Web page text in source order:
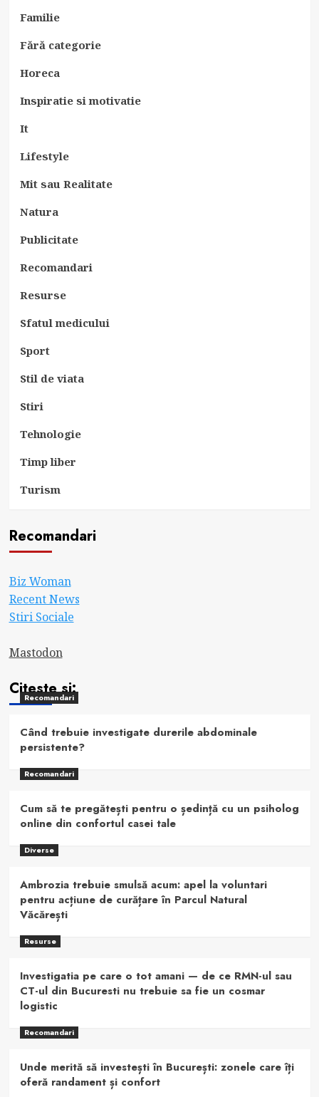
Familie
Fără categorie
Horeca
Inspiratie si motivatie
It
Lifestyle
Mit sau Realitate
Natura
Publicitate
Recomandari
Resurse
Sfatul medicului
Sport
Stil de viata
Stiri
Tehnologie
Timp liber
Turism
Recomandari
Biz Woman
Recent News
Stiri Sociale
Mastodon
Citeste si:
Recomandari
Când trebuie investigate durerile abdominale
persistente?
Recomandari
Cum să te pregătești pentru o ședință cu un psiholog
online din confortul casei tale
Diverse
Ambrozia trebuie smulsă acum: apel la voluntari
pentru acțiune de curățare în Parcul Natural
Văcărești
Resurse
Investigatia pe care o tot amani — de ce RMN-ul sau
CT-ul din Bucuresti nu trebuie sa fie un cosmar
logistic
Recomandari
Unde merită să investești în București: zonele care îți
oferă randament și confort